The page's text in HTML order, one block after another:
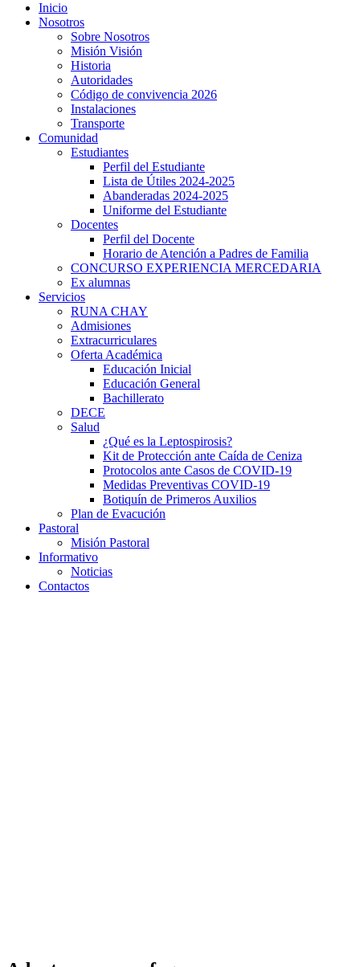
Inicio
Nosotros
Sobre Nosotros
Misión Visión
Historia
Autoridades
Código de convivencia 2026
Instalaciones
Transporte
Comunidad
Estudiantes
Perfil del Estudiante
Lista de Útiles 2024-2025
Abanderadas 2024-2025
Uniforme del Estudiante
Docentes
Perfil del Docente
Horario de Atención a Padres de Familia
CONCURSO EXPERIENCIA MERCEDARIA
Ex alumnas
Servicios
RUNA CHAY
Admisiones
Extracurriculares
Oferta Académica
Educación Inicial
Educación General
Bachillerato
DECE
Salud
¿Qué es la Leptospirosis?
Kit de Protección ante Caída de Ceniza
Protocolos ante Casos de COVID-19
Medidas Preventivas COVID-19
Botiquín de Primeros Auxilios
Plan de Evacución
Pastoral
Misión Pastoral
Informativo
Noticias
Contactos